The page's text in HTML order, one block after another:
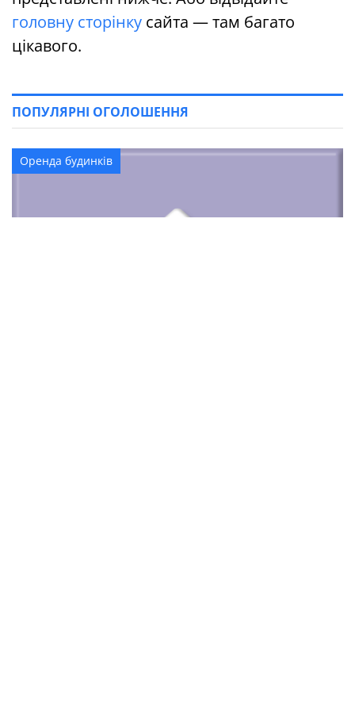
головну сторінку сайта — там багато
цікавого.
ПОПУЛЯРНІ ОГОЛОШЕННЯ
Оренда будинків